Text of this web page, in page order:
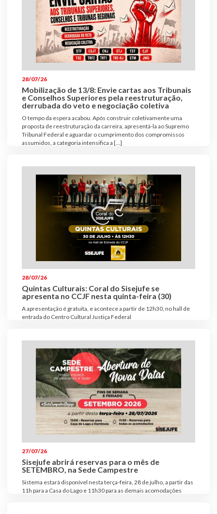
28/07/26
Mobilização de 13/8: Envie cartas aos Tribunais
e Conselhos Superiores pela reestruturação,
derrubada do veto e negociação coletiva
O tempo da espera acabou. Após construir coletivamente uma
proposta de reestruturação da carreira, apresentá-la ao Supremo
Tribunal Federal e aguardar o cumprimento dos compromissos
assumidos, a categoria intensifica a […]
28/07/26
Quintas Culturais: Coral do Sisejufe se
apresenta no CCJF nesta quinta-feira (30)
A apresentação é gratuita, e acontece a partir de 12h30, no hall de
entrada do Centro Cultural Justiça Federal
27/07/26
Sisejufe abrirá reservas para o mês de
SETEMBRO, na Sede Campestre
Sistema estará disponível nesta terça-feira, 28 de julho, a partir das
11h para a Casa do Lago e 11h30 para as demais acomodações